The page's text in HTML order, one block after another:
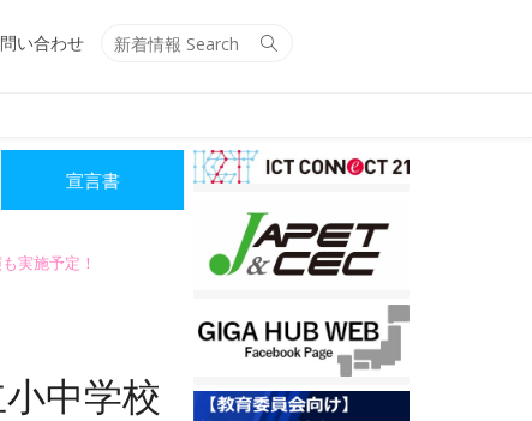
Search
い合わせ
宣言書
実施予定！
中学校